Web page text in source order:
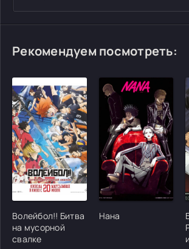
Рекомендуем посмотреть:
[/xfgiven_cvh_poster_urlcvh_poster_url]
Волейбол!! Битва
на мусорной
свалке
[/
Нана